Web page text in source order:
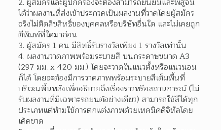
ได้ว่าผลงานที่ส่งเข้าประกวดเป็นผลงานที่วาดโดยผู้สมัคร
จริงไม่ติดลิขสิทธิ์ของบุคคลหรือบริษัทอื่นใด และไม่เคยถูก
ตีพิมพ์ที่ใดมาก่อน
ผู้สมัคร 1 คน มีสิทธิ์รับรางวัลเพียง 1 รางวัลเท่านั้น
ผลงานวาดภาพพร้อมระบายสี บนกระดาษขนาด A3
(297 มม. x 420 มม.) โดยจะวาดในแนวตั้งหรือแนวนอน
ก็ได้ โดยจะต้องมีการวาดภาพพร้อมระบายสีเต็มพื้นที่
บริเวณพื้นหลังเพื่ออธิบายถึงเรื่องราวหรือสถานการณ์ (ไม่
รับผลงานที่มีเฉพาะรถยนต์อย่างเดียว) สามารถใช้สีได้ทุก
ประเภทแต่ห้ามใช้การตกแต่งภาพด้วยเทคนิคดิจิทัลโดย
เด็ดขาด